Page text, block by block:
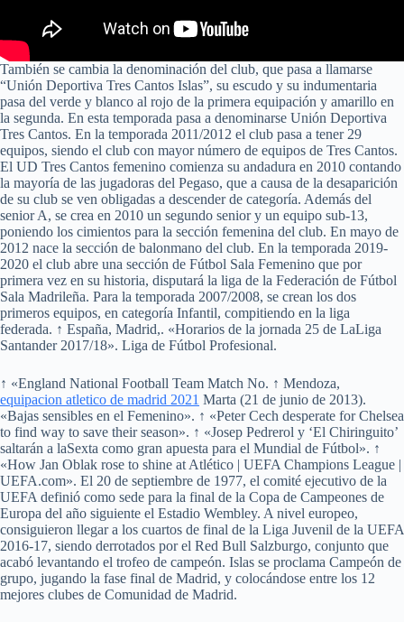
También se cambia la denominación del club, que pasa a llamarse
“Unión Deportiva Tres Cantos Islas”, su escudo y su indumentaria
pasa del verde y blanco al rojo de la primera equipación y amarillo en
la segunda. En esta temporada pasa a denominarse Unión Deportiva
Tres Cantos. En la temporada 2011/2012 el club pasa a tener 29
equipos, siendo el club con mayor número de equipos de Tres Cantos.
El UD Tres Cantos femenino comienza su andadura en 2010 contando
la mayoría de las jugadoras del Pegaso, que a causa de la desaparición
de su club se ven obligadas a descender de categoría. Además del
senior A, se crea en 2010 un segundo senior y un equipo sub-13,
poniendo los cimientos para la sección femenina del club. En mayo de
2012 nace la sección de balonmano del club. En la temporada 2019-
2020 el club abre una sección de Fútbol Sala Femenino que por
primera vez en su historia, disputará la liga de la Federación de Fútbol
Sala Madrileña. Para la temporada 2007/2008, se crean los dos
primeros equipos, en categoría Infantil, compitiendo en la liga
federada. ↑ España, Madrid,. «Horarios de la jornada 25 de LaLiga
Santander 2017/18». Liga de Fútbol Profesional.
↑ «England National Football Team Match No. ↑ Mendoza,
equipacion atletico de madrid 2021 Marta (21 de junio de 2013).
«Bajas sensibles en el Femenino». ↑ «Peter Cech desperate for Chelsea
to find way to save their season». ↑ «Josep Pedrerol y ‘El Chiringuito’
saltarán a laSexta como gran apuesta para el Mundial de Fútbol». ↑
«How Jan Oblak rose to shine at Atlético | UEFA Champions League |
UEFA.com». El 20 de septiembre de 1977, el comité ejecutivo de la
UEFA definió como sede para la final de la Copa de Campeones de
Europa del año siguiente el Estadio Wembley. A nivel europeo,
consiguieron llegar a los cuartos de final de la Liga Juvenil de la UEFA
2016-17, siendo derrotados por el Red Bull Salzburgo, conjunto que
acabó levantando el trofeo de campeón. Islas se proclama Campeón de
grupo, jugando la fase final de Madrid, y colocándose entre los 12
mejores clubes de Comunidad de Madrid.